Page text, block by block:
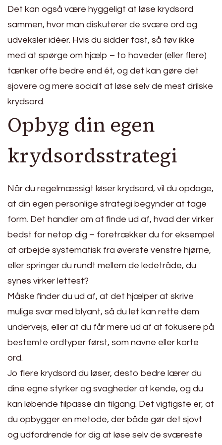
Det kan også være hyggeligt at løse krydsord
sammen, hvor man diskuterer de svære ord og
udveksler idéer. Hvis du sidder fast, så tøv ikke
med at spørge om hjælp – to hoveder (eller flere)
tænker ofte bedre end ét, og det kan gøre det
sjovere og mere socialt at løse selv de mest drilske
krydsord.
Opbyg din egen
krydsordsstrategi
Når du regelmæssigt løser krydsord, vil du opdage,
at din egen personlige strategi begynder at tage
form. Det handler om at finde ud af, hvad der virker
bedst for netop dig – foretrækker du for eksempel
at arbejde systematisk fra øverste venstre hjørne,
eller springer du rundt mellem de ledetråde, du
synes virker lettest?
Måske finder du ud af, at det hjælper at skrive
mulige svar med blyant, så du let kan rette dem
undervejs, eller at du får mere ud af at fokusere på
bestemte ordtyper først, som navne eller korte
ord.
Jo flere krydsord du løser, desto bedre lærer du
dine egne styrker og svagheder at kende, og du
kan løbende tilpasse din tilgang. Det vigtigste er, at
du opbygger en metode, der både gør det sjovt
og udfordrende for dig at løse selv de sværeste